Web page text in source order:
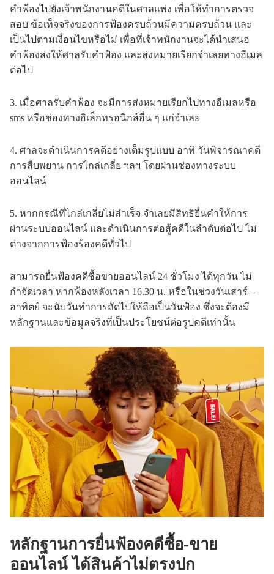
คำฟ้องไปยังเจ้าพนักงานคดีในศาลแพ่ง เพื่อให้ทำการตรวจ
สอบ ข้อเท็จจริงของการฟ้องครบถ้วนมีความครบถ้วน และ
เป็นไปตามเงื่อนไขหรือไม่ เพื่อที่เจ้าพนักงานจะได้นำเสนอ
คำฟ้องส่งให้ศาลรับคำฟ้อง และส่งหมายเรียกจำเลยทางอีเมล
ต่อไป
3. เมื่อศาลรับคำฟ้อง จะมีการส่งหมายเรียกไปทางอีเมลหรือ
sms หรือช่องทางอิเล็กทรอนิกส์อื่น ๆ แก่จำเลย
4. ศาลจะดำเนินการคดีอย่างเต็มรูปแบบ อาทิ วันพิจารณาคดี
การสืบพยาน การไกล่เกลี่ย ฯลฯ โดยผ่านช่องทางระบบ
ออนไลน์
5. หากกรณีที่ไกล่เกลี่ยไม่สำเร็จ จำเลยมีสิทธิยื่นคำให้การ
ผ่านระบบออนไลน์ และดำเนินการต่อสู้คดีในลำดับต่อไป ไม่
ต่างจากการฟ้องร้องคดีทั่วไป
สามารถยื่นฟ้องคดีซื้อขายออนไลน์ 24 ชั่วโมง ได้ทุกวัน ไม่
กำจัดเวลา หากฟ้องหลังเวลา 16.30 น. หรือในช่วงวันเสาร์ –
อาทิตย์ จะนับวันทำการถัดไปให้ถือเป็นวันฟ้อง ซึ่งจะต้องมี
หลักฐานและข้อมูลจริงที่เป็นประโยชน์ต่อรูปคดีเท่านั้น
หลักฐานการยื่นฟ้องคดีซื้อ-ขาย
ออนไลน์ ได้สินค้าไม่ตรงปก